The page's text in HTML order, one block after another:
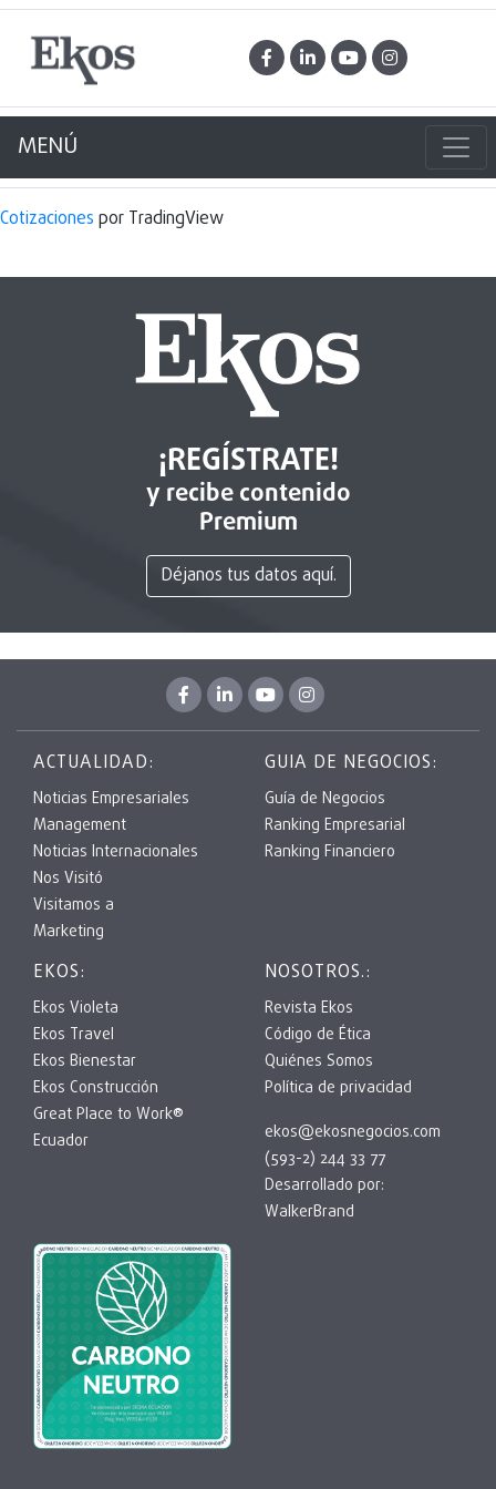
MENÚ
Cotizaciones por TradingView
¡REGÍSTRATE!
y recibe contenido
Premium
Déjanos tus datos aquí.
ACTUALIDAD:
Noticias Empresariales
Management
Noticias Internacionales
Nos Visitó
Visitamos a
Marketing
GUIA DE NEGOCIOS:
Guía de Negocios
Ranking Empresarial
Ranking Financiero
EKOS:
Ekos Violeta
Ekos Travel
Ekos Bienestar
Ekos Construcción
Great Place to Work®
Ecuador
NOSOTROS.:
Revista Ekos
Código de Ética
Quiénes Somos
Política de privacidad
ekos@ekosnegocios.com
(593-2) 244 33 77
Desarrollado por:
WalkerBrand